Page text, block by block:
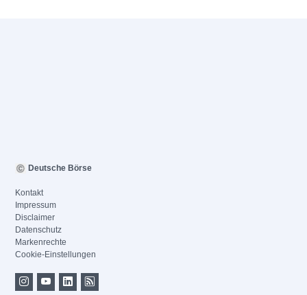
Deutsche Börse
Kontakt
Impressum
Disclaimer
Datenschutz
Markenrechte
Cookie-Einstellungen